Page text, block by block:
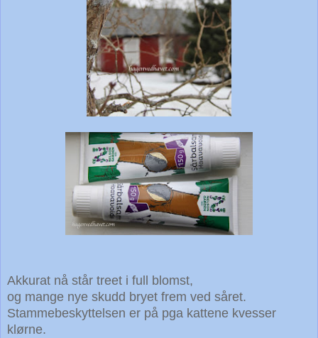
Akkurat nå står treet i full blomst,
og mange nye skudd bryet frem ved såret.
Stammebeskyttelsen er på pga kattene kvesser
klørne.